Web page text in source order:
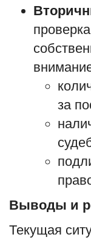
за
Выводы и
Текущая